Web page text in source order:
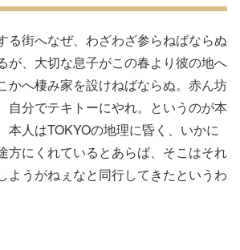
る街へなぜ、わざわざ参らねばならぬ
が、大切な息子がこの春より彼の地へ
かへ棲み家を設けねばならぬ。赤ん坊
自分でテキトーにやれ。というのが本
本人はTOKYOの地理に昏く、いかに
方にくれているとあらば、そこはそれ
ようがねぇなと同行してきたというわ